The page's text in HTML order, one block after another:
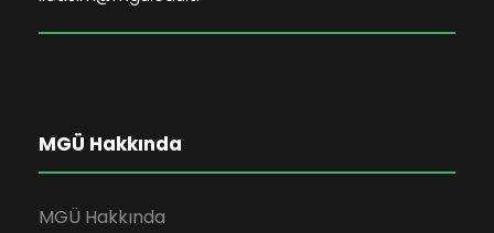
MGÜ Hakkında
MGÜ Hakkında